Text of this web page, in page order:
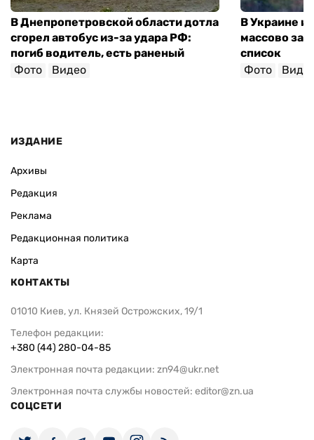
В Днепропетровской области дотла
сгорел автобус из-за удара РФ:
погиб водитель, есть раненый
Фото
Видео
В Украине
массово
список
Фото
ИЗДАНИЕ
Архивы
Редакция
Реклама
Редакционная политика
Карта
КОНТАКТЫ
01010 Киев, ул. Князей Острожских, 19/1
Телефон редакции:
+380 (44) 280-04-85
Электронная почта редакции: zn94@ukr.net
Электронная почта службы новостей: editor@zn.ua
СОЦСЕТИ